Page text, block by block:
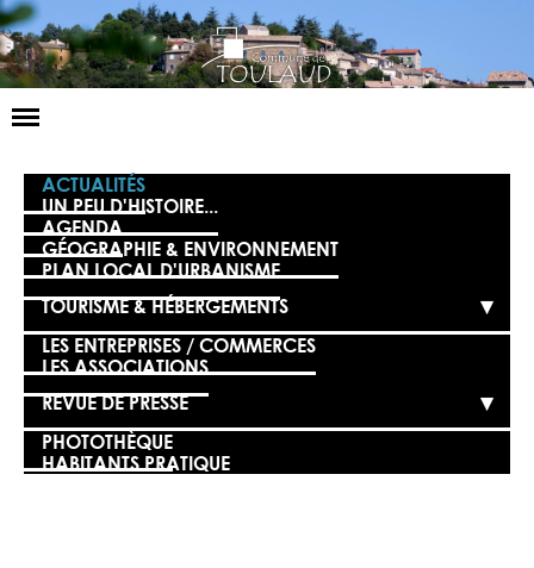
Basculer
LA MAIRIE
NOS SERVICES
LA VIE LOCALE
VOS DÉMARCHES
CONTACT
ACTUALITÉS
UN PEU D'HISTOIRE...
AGENDA
GÉOGRAPHIE & ENVIRONNEMENT
PLAN LOCAL D'URBANISME
TOURISME & HÉBERGEMENTS
LES ENTREPRISES / COMMERCES
LES ASSOCIATIONS
REVUE DE PRESSE
PHOTOTHÈQUE
HABITANTS PRATIQUE